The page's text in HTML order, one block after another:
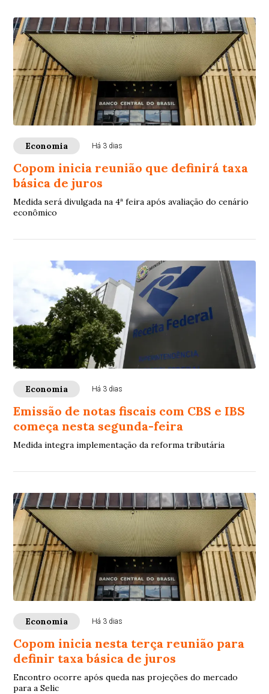
Economia Há 3 dias
Copom inicia reunião que definirá taxa
básica de juros
Medida será divulgada na 4ª feira após avaliação do cenário
econômico
Economia Há 3 dias
Emissão de notas fiscais com CBS e IBS
começa nesta segunda-feira
Medida integra implementação da reforma tributária
Economia Há 3 dias
Copom inicia nesta terça reunião para
definir taxa básica de juros
Encontro ocorre após queda nas projeções do mercado
para a Selic